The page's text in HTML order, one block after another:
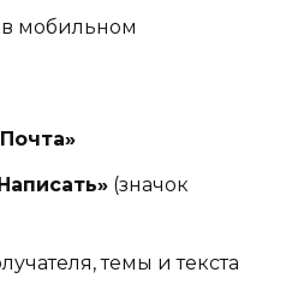
мобильном
(значок
темы и текста